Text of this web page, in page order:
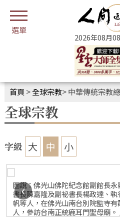
2026年08月
首頁 >全球宗教>中華傳統宗教
全球宗教
字級 大 中 小
圖說：佛光山佛陀紀念館副館長
書長陳嘉隆及副祕書長楊政達、
帆等人，在佛光山南台別院監寺
人，參訪台南正統鹿耳門聖母廟
‹